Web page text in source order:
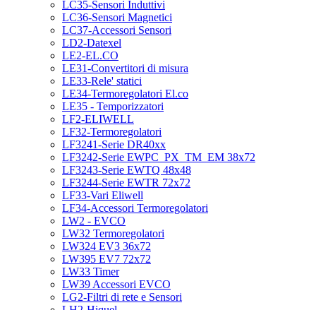
LC35-Sensori Induttivi
LC36-Sensori Magnetici
LC37-Accessori Sensori
LD2-Datexel
LE2-EL.CO
LE31-Convertitori di misura
LE33-Rele' statici
LE34-Termoregolatori El.co
LE35 - Temporizzatori
LF2-ELIWELL
LF32-Termoregolatori
LF3241-Serie DR40xx
LF3242-Serie EWPC_PX_TM_EM 38x72
LF3243-Serie EWTQ 48x48
LF3244-Serie EWTR 72x72
LF33-Vari Eliwell
LF34-Accessori Termoregolatori
LW2 - EVCO
LW32 Termoregolatori
LW324 EV3 36x72
LW395 EV7 72x72
LW33 Timer
LW39 Accessori EVCO
LG2-Filtri di rete e Sensori